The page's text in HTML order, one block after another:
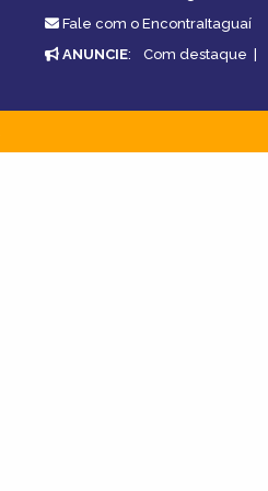
Fale com o EncontraItaguaí
ANUNCIE: Com destaque |